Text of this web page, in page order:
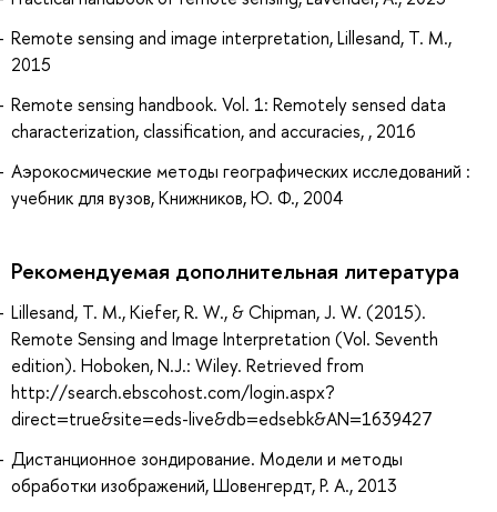
Remote sensing and image interpretation, Lillesand, T. M.,
2015
Remote sensing handbook. Vol. 1: Remotely sensed data
characterization, classification, and accuracies, , 2016
Аэрокосмические методы географических исследований :
учебник для вузов, Книжников, Ю. Ф., 2004
Рекомендуемая дополнительная литература
Lillesand, T. M., Kiefer, R. W., & Chipman, J. W. (2015).
Remote Sensing and Image Interpretation (Vol. Seventh
edition). Hoboken, N.J.: Wiley. Retrieved from
http://search.ebscohost.com/login.aspx?
direct=true&site=eds-live&db=edsebk&AN=1639427
Дистанционное зондирование. Модели и методы
обработки изображений, Шовенгердт, Р. А., 2013